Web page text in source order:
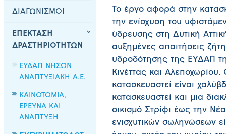
ΔΙΑΓΩΝΙΣΜΟΙ
ΕΠΕΚΤΑΣΗ
ΔΡΑΣΤΗΡΙΟΤΗΤΩΝ
ΕΥΔΑΠ ΝΗΣΩΝ
ΑΝΑΠΤΥΞΙΑΚΗ Α.Ε.
ΚΑΙΝΟΤΟΜΙΑ,
ΕΡΕΥΝΑ ΚΑΙ
ΑΝΑΠΤΥΞΗ
Το έργο αφορά στην
την ενίσχυση του
ύδρευσης στη Δυτική
αυξημένες απαιτήσεις
υδροδότησης της ΕΥΔΑΠ
Κινέττας και
κατασκευαστεί είναι
κατασκευαστεί και μια
οικισμό Στρίφι έως την
ενισχυτικών σωληνώσεων